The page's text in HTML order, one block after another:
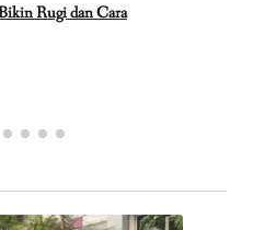
Rugi dan Cara